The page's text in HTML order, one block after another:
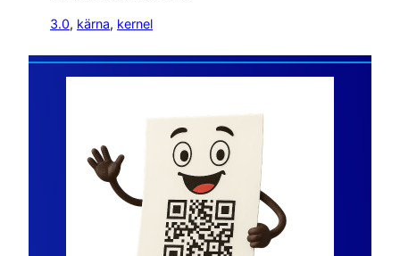
3.0, kärna, kernel